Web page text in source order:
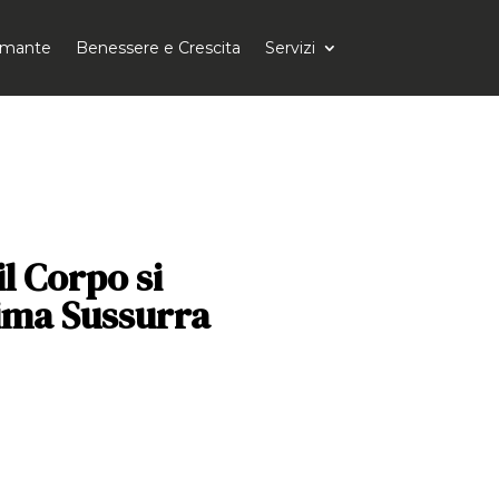
Benessere e Crescita Servizi
Corpo si
Sussurra